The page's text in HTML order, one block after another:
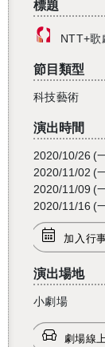
標題
NTT+歌
節目類型
科技藝術
演出時間
2020/10/26 (
2020/11/02 (
2020/11/09 (
2020/11/16 (
加入行
演出場地
小劇場
劇場線